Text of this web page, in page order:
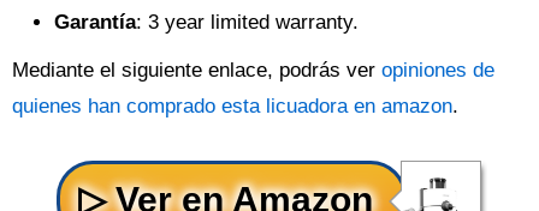
Garantía: 3 year limited warranty.
Mediante el siguiente enlace, podrás ver opiniones de
quienes han comprado esta licuadora en amazon.